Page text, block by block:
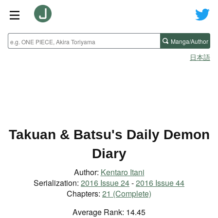
Manga/Author
日本語
Takuan & Batsu's Daily Demon
Diary
Author: Kentaro Itani
Serialization: 2016 Issue 24-2016 Issue 44
Chapters: 21 (Complete)
Average Rank: 14.45